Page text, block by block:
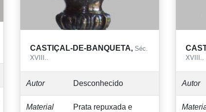
CASTIÇAL-DE-BANQUETA, Séc.
XVIII..
Autor Desconhecido
Material
Prata repuxada e